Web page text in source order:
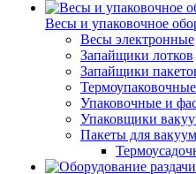
Весы и упаковочное
Весы электронные
Запайщики лотков
Запайщики
Упаковочные и
Упаковщики
Пакеты для